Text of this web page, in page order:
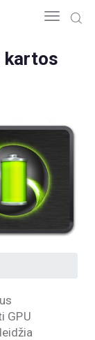
kartos
GPU